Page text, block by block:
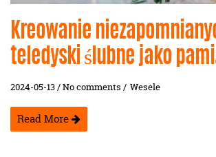
Kreowanie
teledyski ślubne jako
2024-05-13 / No comments / Wesele
Read More